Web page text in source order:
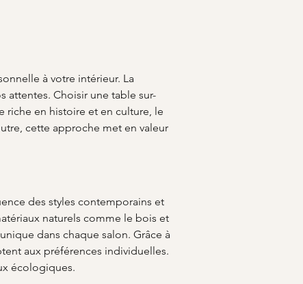
à votre intérieur. La
attentes. Choisir une table sur-
riche en histoire et en culture, le
cette approche met en valeur
des styles contemporains et
naturels comme le bois et
dans chaque salon. Grâce à
aux préférences individuelles.
écologiques.